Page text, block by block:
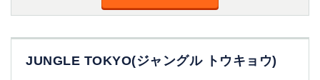
JUNGLE TOKYO(ジャングル トウキョウ)